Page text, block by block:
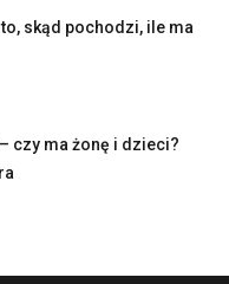
skąd pochodzi, ile ma
czy ma żonę i dzieci?